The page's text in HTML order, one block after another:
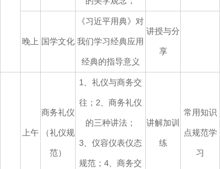
晚上 国学文化
《习近平用典》对
我们学习经典应用
经典的指导意义
讲授与分
享
上午
商务礼仪
（礼仪规
范）
1、礼仪与商务交
往；2、商务礼仪
的三种讲法；
3、仪容仪表仪态
规范；4、商务交
讲解加训
练
常用知识
点规范学
习